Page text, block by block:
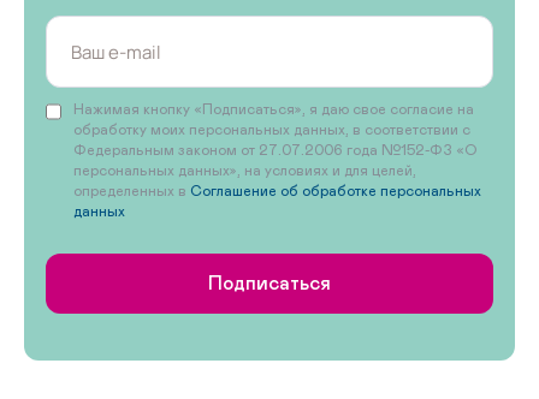
Нажимая кнопку «Подписаться», я даю свое согласие на
обработку моих персональных данных, в соответствии с
Федеральным законом от 27.07.2006 года №152-ФЗ «О
персональных данных», на условиях и для целей,
определенных в Соглашение об обработке персональных
данных
Подписаться